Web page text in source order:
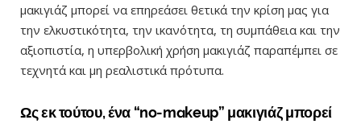
μακιγιάζ μπορεί να επηρεάσει θετικά την κρίση μας για
την ελκυστικότητα, την ικανότητα, τη συμπάθεια και την
αξιοπιστία, η υπερβολική χρήση μακιγιάζ παραπέμπει σε
τεχνητά και μη ρεαλιστικά πρότυπα.
Ως εκ τούτου, ένα “no-makeup” μακιγιάζ μπορεί